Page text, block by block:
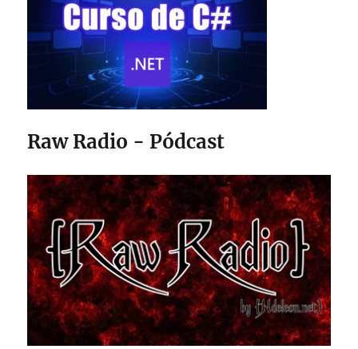
Raw Radio - Pódcast